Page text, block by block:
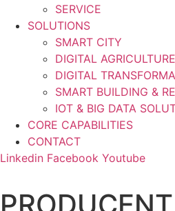
SERVICE
SOLUTIONS
SMART CITY
DIGITAL AGRICULTURE
DIGITAL
SMART BUILDING &
IOT & BIG DATA
CORE CAPABILITIES
CONTACT
Linkedin Facebook Youtube